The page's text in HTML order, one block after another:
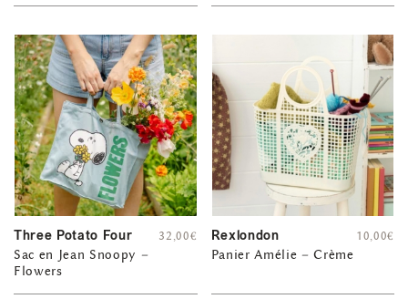
Three Potato Four
Sac en Jean Snoopy –
Flowers
32,00€ Rexlondon
Panier Amélie – Crème
10,00€